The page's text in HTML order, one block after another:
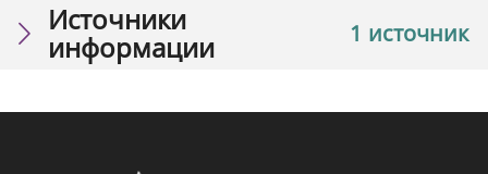
1 источник
Источники
информации